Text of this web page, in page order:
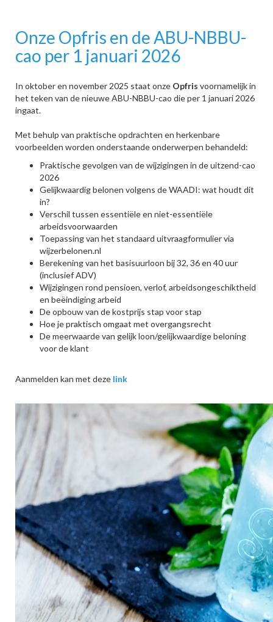
Onze Opfris en de ABU-NBBU-
cao per 1 januari 2026
In oktober en november 2025 staat onze Opfris voornamelijk in
het teken van de nieuwe ABU-NBBU-cao die per 1 januari 2026
ingaat.
Met behulp van praktische opdrachten en herkenbare
voorbeelden worden onderstaande onderwerpen behandeld:
Praktische gevolgen van de wijzigingen in de uitzend-cao
2026
Gelijkwaardig belonen volgens de WAADI: wat houdt dit
in?
Verschil tussen essentiële en niet-essentiële
arbeidsvoorwaarden
Toepassing van het standaard uitvraagformulier via
wijzerbelonen.nl
Berekening van het basisuurloon bij 32, 36 en 40 uur
(inclusief ADV)
Wijzigingen rond pensioen, verlof, arbeidsongeschiktheid
en beëindiging arbeid
De opbouw van de kostprijs stap voor stap
Hoe je praktisch omgaat met overgangsrecht
De meerwaarde van gelijk loon/gelijkwaardige beloning
voor de klant
Aanmelden kan met deze link